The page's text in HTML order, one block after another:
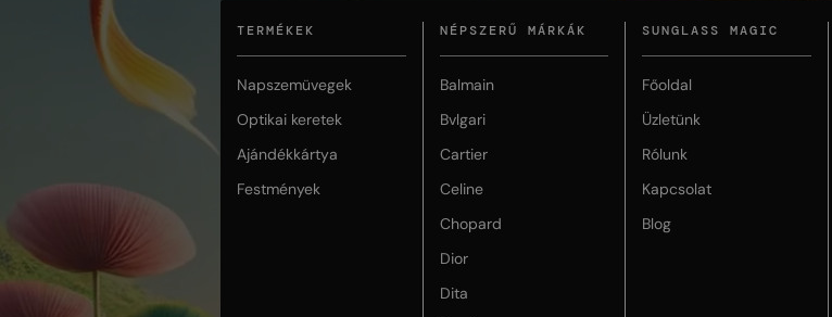
TERMÉKEK
Napszemüvegek
Optikai keretek
Ajándékkártya
Festmények
NÉPSZERŰ MÁRKÁK
Balmain
Bvlgari
Cartier
Celine
Chopard
Dior
Dita
SUNGLASS MAGIC
Főoldal
Üzletünk
Rólunk
Kapcsolat
Blog